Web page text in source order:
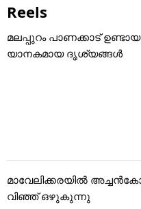
Reels
മലപ്പുറം പാണക്കാട് ഉണ്ടായ
യാനകമായ ദൃശ്യങ്ങൾ
മാവേലിക്കരയിൽ
വിഞ്ഞ് ഒഴുകുന്നു